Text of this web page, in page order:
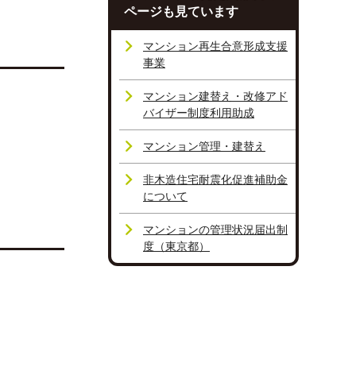
ページも見ています
マンション再生合意形成支援
事業
マンション建替え・改修アド
バイザー制度利用助成
マンション管理・建替え
非木造住宅耐震化促進補助金
について
マンションの管理状況届出制
度（東京都）